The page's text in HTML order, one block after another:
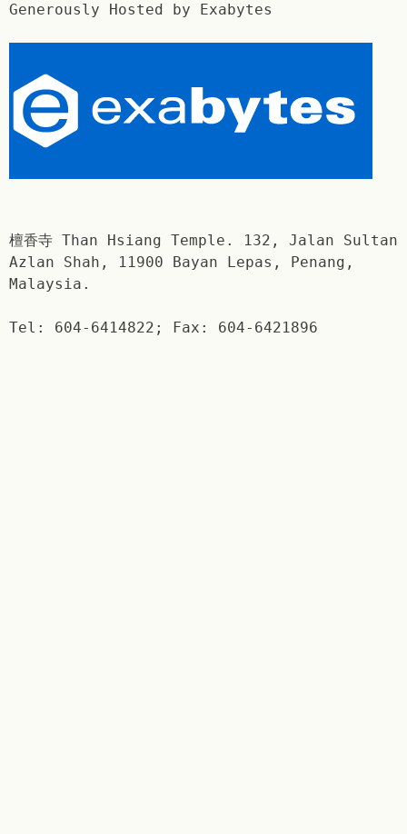
Generously Hosted by Exabytes
檀香寺 Than Hsiang Temple. 132, Jalan Sultan
Azlan Shah, 11900 Bayan Lepas, Penang,
Malaysia.
Tel: 604-6414822; Fax: 604-6421896